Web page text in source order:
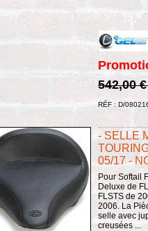
542,00
RÉF : D/
- SELLE
05/17 -
Pour Softail
Deluxe de
FLSTS de
2006. La
selle avec
creusées ...